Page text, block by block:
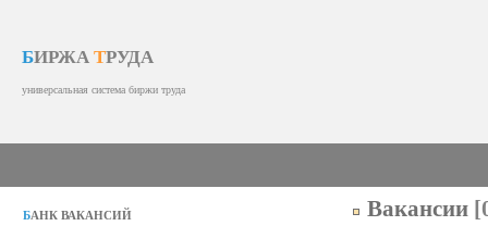
БИРЖА ТРУДА
универсальная система биржи труда
БАНК ВАКАНСИЙ Вакансии